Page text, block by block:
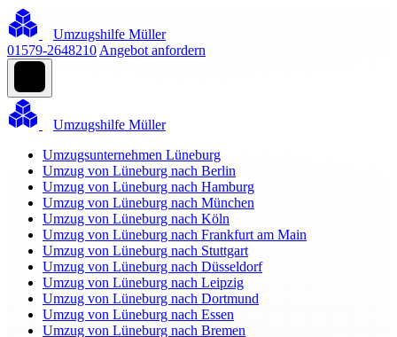
Umzugshilfe Müller
01579-2648210 Angebot anfordern
Umzugshilfe Müller
Umzugsunternehmen Lüneburg
Umzug von Lüneburg nach Berlin
Umzug von Lüneburg nach Hamburg
Umzug von Lüneburg nach München
Umzug von Lüneburg nach Köln
Umzug von Lüneburg nach Frankfurt am Main
Umzug von Lüneburg nach Stuttgart
Umzug von Lüneburg nach Düsseldorf
Umzug von Lüneburg nach Leipzig
Umzug von Lüneburg nach Dortmund
Umzug von Lüneburg nach Essen
Umzug von Lüneburg nach Bremen